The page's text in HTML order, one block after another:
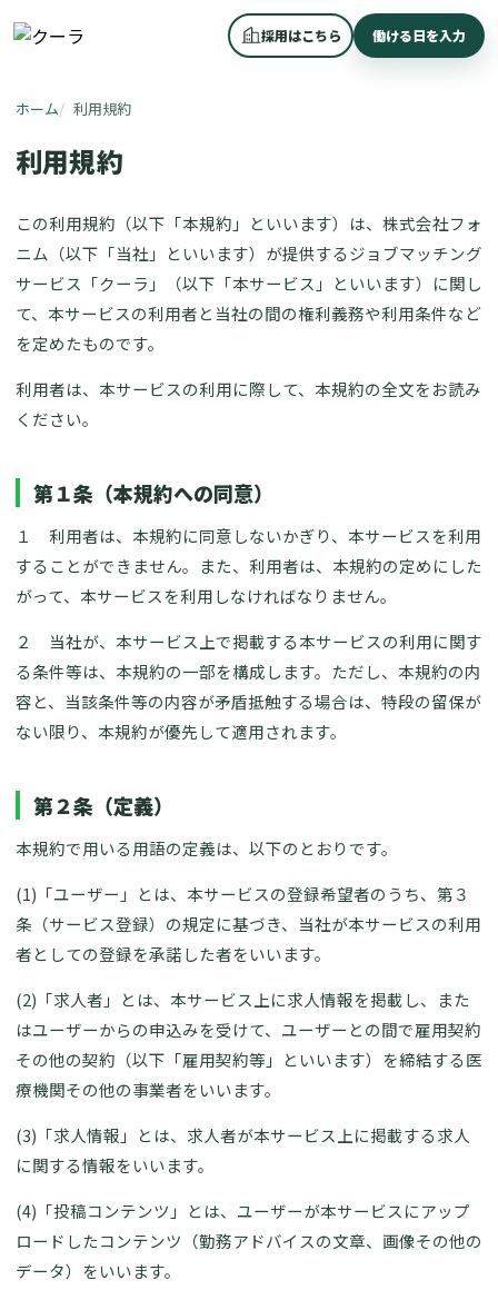
採用はこちら 働ける日を入力
ホーム 利用規約
利用規約
この利用規約（以下「本規約」といいます）は、株式会社フォ
ニム（以下「当社」といいます）が提供するジョブマッチング
サービス「クーラ」（以下「本サービス」といいます）に関し
て、本サービスの利用者と当社の間の権利義務や利用条件など
を定めたものです。
利用者は、本サービスの利用に際して、本規約の全文をお読み
ください。
第１条（本規約への同意）
１ 利用者は、本規約に同意しないかぎり、本サービスを利用
することができません。また、利用者は、本規約の定めにした
がって、本サービスを利用しなければなりません。
２ 当社が、本サービス上で掲載する本サービスの利用に関す
る条件等は、本規約の一部を構成します。ただし、本規約の内
容と、当該条件等の内容が矛盾抵触する場合は、特段の留保が
ない限り、本規約が優先して適用されます。
第２条（定義）
本規約で用いる用語の定義は、以下のとおりです。
(1)「ユーザー」とは、本サービスの登録希望者のうち、第３
条（サービス登録）の規定に基づき、当社が本サービスの利用
者としての登録を承諾した者をいいます。
(2)「求人者」とは、本サービス上に求人情報を掲載し、また
はユーザーからの申込みを受けて、ユーザーとの間で雇用契約
その他の契約（以下「雇用契約等」といいます）を締結する医
療機関その他の事業者をいいます。
(3)「求人情報」とは、求人者が本サービス上に掲載する求人
に関する情報をいいます。
(4)「投稿コンテンツ」とは、ユーザーが本サービスにアップ
ロードしたコンテンツ（勤務アドバイスの文章、画像その他の
データ）をいいます。